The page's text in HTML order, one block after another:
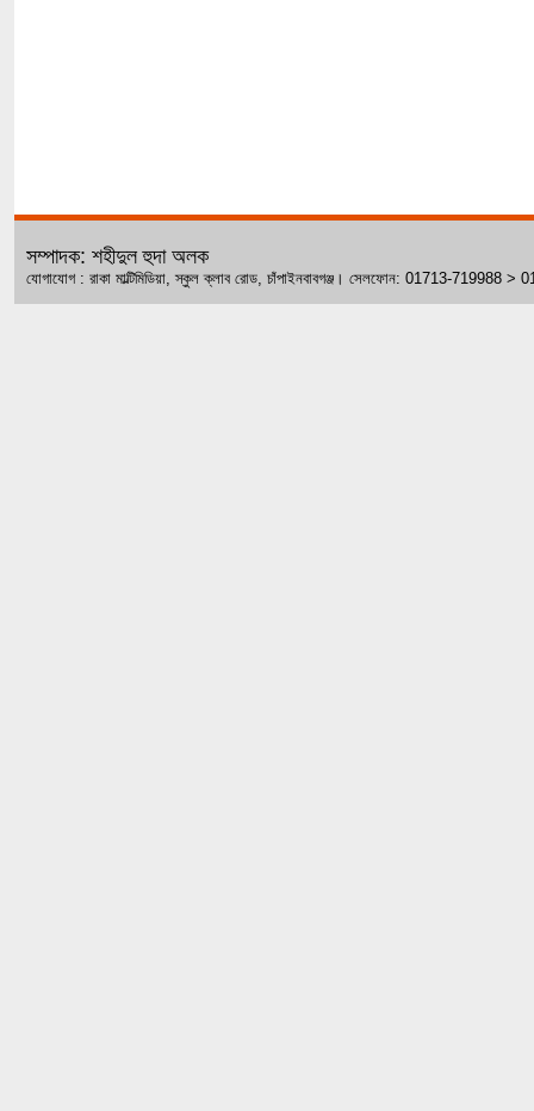
সম্পাদক: শহীদুল হুদা অলক
যোগাযোগ : রাকা মাল্টিমিডিয়া, স্কুল ক্লাব রোড, চাঁপাইনবাবগঞ্জ। সেলফোন: 01713-